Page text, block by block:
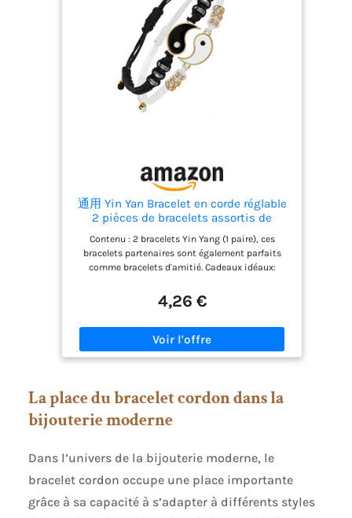
charmes, pendentifs ou autres petits ornements
sur ces composants de chaîne coulissante, enfin
installer l'ensemble du bracelet. Cadeau
attentionné:nos bracelets réglables peuvent être
un cadeau significatif, vous pouvez y ajouter
diverses breloques et perles pour les rendre
uniques. Fait un excellent cadeau pour votre
famille, amis, voisins, les enseignants en
通用 Yin Yan Bracelet en corde réglable
2 pièces de bracelets assortis de
cordon réglable ajuste la taille du
bracelet, fabriqué à la main en corde,
bracelet pour femme, homme,
adolescent, 30 cm,
Contenu : 2 bracelets Yin Yang (1 paire), ces
bracelets partenaires sont également parfaits
comme bracelets d'amitié. Cadeaux idéaux:
sont des bracelets de relation d'amitié de couples
de puzzle bien assortis. 6 perles sur le bracelet
votre amour uniques. Matériau : bracelet avec
cordon réglable Yin Yang, hypoallergénique, sans
durée. Taille réglable : bracelet avec cordon
Cadeau parfait : cadeaux uniques, lors des
pas préférable de en faire un cadeau parfait pour
un amoureux, petite amie, petit ami, épouse ou
4,26 €
La place du bracelet cordon dans la
bijouterie moderne
Dans l’univers de la bijouterie moderne, le
bracelet cordon occupe une place importante
grâce à sa capacité à s’adapter à différents styles